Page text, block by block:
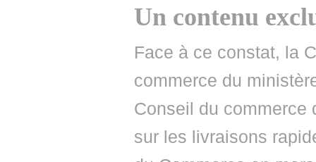
Un contenu
Face à ce constat, la
commerce du
Conseil du commerce
sur les livraisons